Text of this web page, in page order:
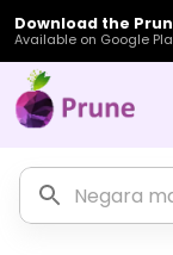
Download the
Available on Google